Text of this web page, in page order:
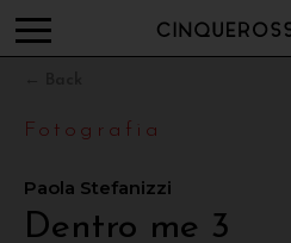
Fotografia
Paola Stefanizzi
Dentro me 3